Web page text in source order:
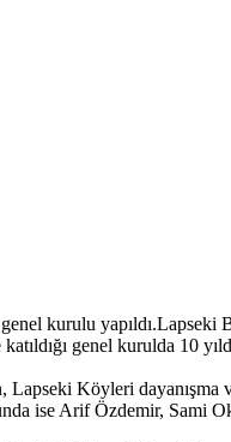
kurulu
genel kurulda 10
Köyleri
ise Arif Özdemir, Sami